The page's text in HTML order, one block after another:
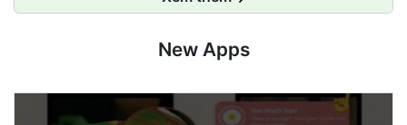
New Apps